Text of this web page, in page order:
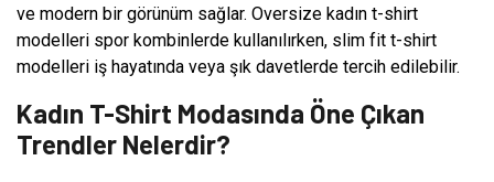
ve modern bir görünüm sağlar. Oversize kadın t-shirt
modelleri spor kombinlerde kullanılırken, slim fit t-shirt
modelleri iş hayatında veya şık davetlerde tercih edilebilir.
Kadın T-Shirt Modasında Öne Çıkan
Trendler Nelerdir?